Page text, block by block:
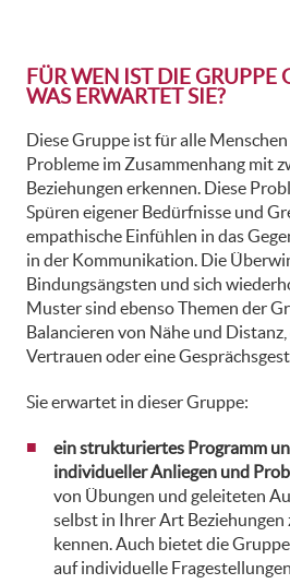
FÜR WEN IST DIE GRUPPE
WAS ERWARTET SIE?
Diese Gruppe ist für alle
Probleme im Zusammenhang mit
Beziehungen erkennen. Diese
Spüren eigener Bedürfnisse und
empathische Einfühlen in das
in der Kommunikation. Die
Bindungsängsten und sich
Muster sind ebenso Themen der
Balancieren von Nähe und
Vertrauen oder eine
Sie erwartet in dieser Gruppe:
ein strukturiertes Programm
individueller Anliegen und
von Übungen und geleiteten
selbst in Ihrer Art Beziehungen
kennen. Auch bietet die
auf individuelle